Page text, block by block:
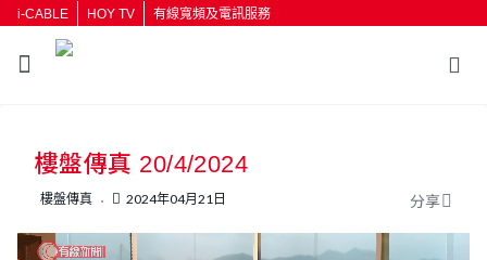
i-CABLE HOY TV 有線寬頻及電訊服務
樓盤傳真 20/4/2024
樓盤傳真 2024年04月21日 分享